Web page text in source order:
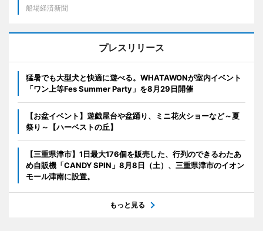
船場経済新聞
プレスリリース
猛暑でも大型犬と快適に遊べる。WHATAWONが室内イベント
「ワン上等Fes Summer Party」を8月29日開催
【お盆イベント】遊戯屋台や盆踊り、ミニ花火ショーなど～夏
祭り～【ハーベストの丘】
【三重県津市】1日最大176個を販売した、行列のできるわたあ
め自販機「CANDY SPIN」8月8日（土）、三重県津市のイオン
モール津南に設置。
もっと見る